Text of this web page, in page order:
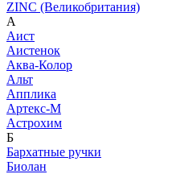
ZINC (Великобритания)
А
Аист
Аистенок
Аква-Колор
Альт
Апплика
Артекс-М
Астрохим
Б
Бархатные ручки
Биолан